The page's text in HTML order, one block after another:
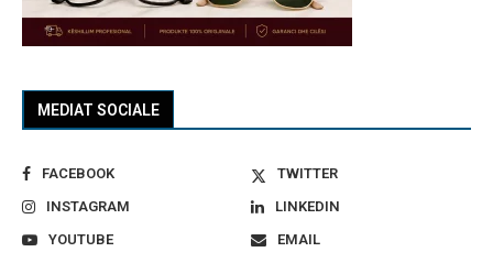
MEDIAT SOCIALE
FACEBOOK
TWITTER
INSTAGRAM
LINKEDIN
YOUTUBE
EMAIL